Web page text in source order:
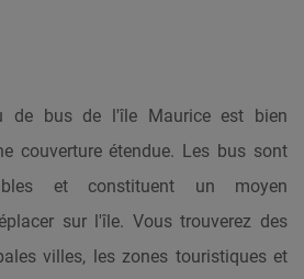
de bus de l'île Maurice est bien
couverture étendue. Les bus sont
et constituent un moyen
sur l'île. Vous trouverez des
villes, les zones touristiques et